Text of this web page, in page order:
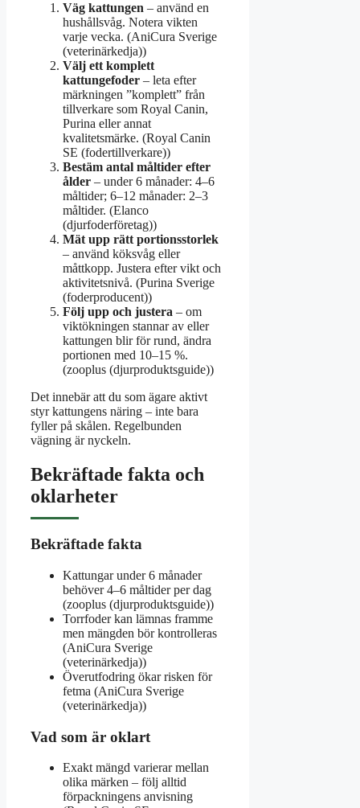
Väg kattungen – använd en
hushållsvåg. Notera vikten
varje vecka. (AniCura Sverige
(veterinärkedja))
Välj ett komplett
kattungefoder – leta efter
märkningen ”komplett” från
tillverkare som Royal Canin,
Purina eller annat
kvalitetsmärke. (Royal Canin
SE (fodertillverkare))
Bestäm antal måltider efter
ålder – under 6 månader: 4–6
måltider; 6–12 månader: 2–3
måltider. (Elanco
(djurfoderföretag))
Mät upp rätt portionsstorlek
– använd köksvåg eller
måttkopp. Justera efter vikt och
aktivitetsnivå. (Purina Sverige
(foderproducent))
Följ upp och justera – om
viktökningen stannar av eller
kattungen blir för rund, ändra
portionen med 10–15 %.
(zooplus (djurproduktsguide))
Det innebär att du som ägare aktivt
styr kattungens näring – inte bara
fyller på skålen. Regelbunden
vägning är nyckeln.
Bekräftade fakta och
oklarheter
Bekräftade fakta
Kattungar under 6 månader
behöver 4–6 måltider per dag
(zooplus (djurproduktsguide))
Torrfoder kan lämnas framme
men mängden bör kontrolleras
(AniCura Sverige
(veterinärkedja))
Överutfodring ökar risken för
fetma (AniCura Sverige
(veterinärkedja))
Vad som är oklart
Exakt mängd varierar mellan
olika märken – följ alltid
förpackningens anvisning